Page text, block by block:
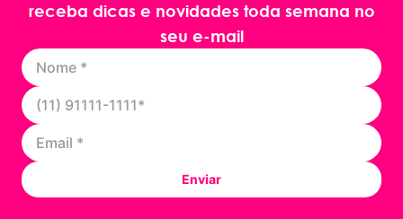
receba dicas e novidades toda semana no
seu e-mail
Enviar